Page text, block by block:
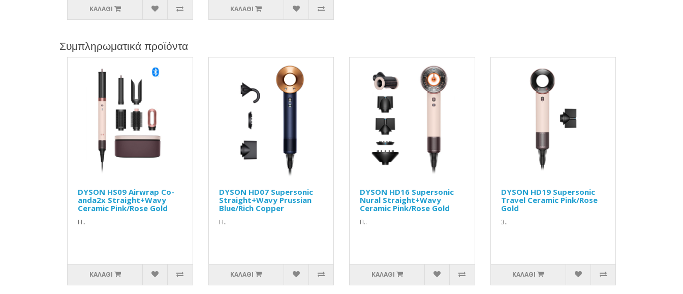
ΚΑΛΆΘΙ ΚΑΛΆΘΙ
Συμπληρωματικά προϊόντα
DYSON HS09 Airwrap Co-
anda2x Straight+Wavy
Ceramic Pink/Rose Gold
Η..
ΚΑΛΆΘΙ
DYSON HD07 Supersonic
Straight+Wavy Prussian
Blue/Rich Copper
Η..
ΚΑΛΆΘΙ
DYSON HD16 Supersonic
Nural Straight+Wavy
Ceramic Pink/Rose Gold
Π..
ΚΑΛΆΘΙ
DYSON HD19 Supersonic
Travel Ceramic Pink/Rose
Gold
3..
ΚΑΛΆΘΙ